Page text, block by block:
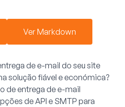
Ver Markdown
de e-mail do seu site
solução fiável e económica?
de entrega de e-mail
de API e SMTP para